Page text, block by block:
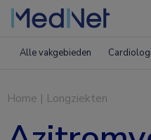
Alle vakgebieden
Home | Longziekten